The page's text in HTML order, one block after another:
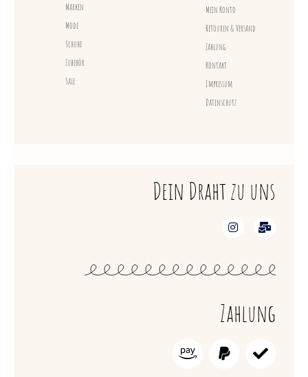
Marken
Mode
Schuhe
Zubehör
Sale
Mein Konto
Retouren & Versand
Zahlung
Kontakt
Impressum
Datenschutz
Dein Draht zu uns
Zahlung